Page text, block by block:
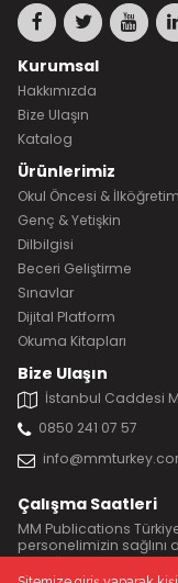
Kurumsal
Hakkımızda
Bize Ulaşın
Katalog
Ürünlerimiz
Okul Öncesi & İlköğretim
Genç & Yetişkin
Dilbilgisi
Beceri Geliştirme
Sınavlar
Dijital Platform
Okuma Kitapları
Bize Ulaşın
İstanbul Caddesi
0850 241 07 57
Çalışma Saatleri
MM Publications
personelimizin sağlını
süreliğine 11:00 ile 17:00